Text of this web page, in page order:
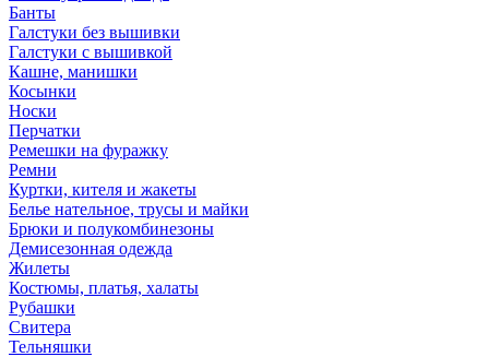
Банты
Галстуки без вышивки
Галстуки с вышивкой
Кашне, манишки
Косынки
Носки
Перчатки
Ремешки на фуражку
Ремни
Куртки, кителя и жакеты
Белье нательное, трусы и майки
Брюки и полукомбинезоны
Демисезонная одежда
Жилеты
Костюмы, платья, халаты
Рубашки
Свитера
Тельняшки